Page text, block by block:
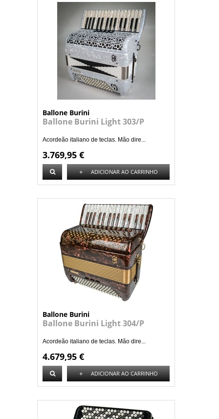
Ballone Burini
Ballone Burini Light 303/P
Acordeão italiano de teclas. Mão dire...
3.769,95 €
+ ADICIONAR AO CARRINHO
Ballone Burini
Ballone Burini Light 304/P
Acordeão italiano de teclas. Mão dire...
4.679,95 €
+ ADICIONAR AO CARRINHO